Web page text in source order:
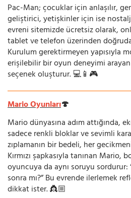
Pac-Man; çocuklar için anlaşılır,
geliştirici, yetişkinler için ise
evreni sitemizde ücretsiz olarak,
tablet ve telefon üzerinden
Kurulum gerektirmeyen yapısıyla
erişilebilir bir oyun deneyimi
seçenek oluşturur. 💻📱🎮
Mario Oyunları🍄
Mario dünyasına adım attığında,
sadece renkli bloklar ve sevimli
zıplamanın bir bedeli, her
Kırmızı şapkasıyla tanınan Mario,
oyuncuya da aynı soruyu sordurur:
sonra mı?” Bu evrende ilerlemek
dikkat ister. 👸🏼